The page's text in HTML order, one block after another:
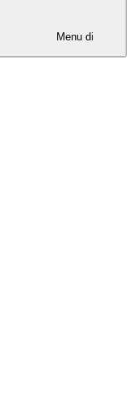
Menu di